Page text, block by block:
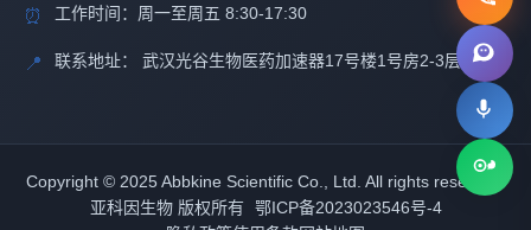
⏰ 工作时间：周一至周五 8:30-17:30
📍 联系地址： 武汉光谷生物医药加速器17号楼1号房2-3层
Copyright © 2025 Abbkine Scientific Co., Ltd. All rights reserved.
亚科因生物 版权所有 鄂ICP备2023023546号-4